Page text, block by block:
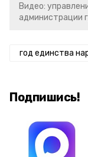
Видео:
администрации
год единства
Подпишись!